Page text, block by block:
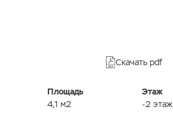
Скачать pdf
Площадь
4,1 м2
Этаж
-2 этаж